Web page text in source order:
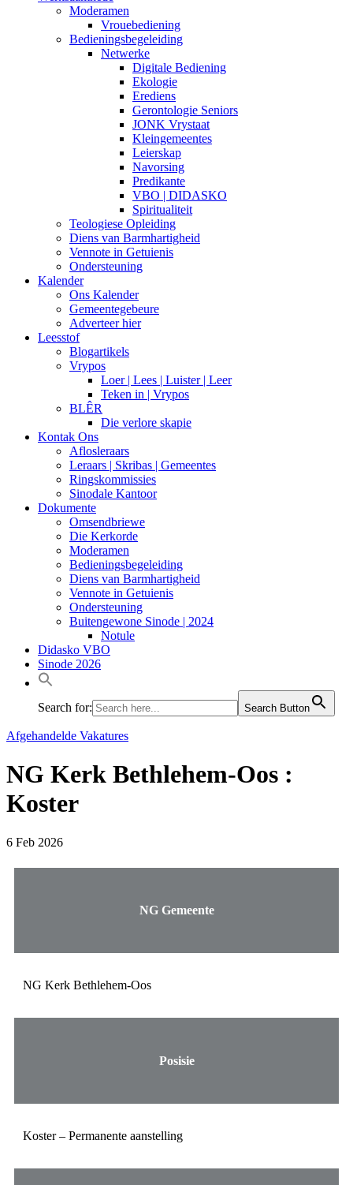
Moderamen
Vrouebediening
Bedieningsbegeleiding
Netwerke
Digitale Bediening
Ekologie
Erediens
Gerontologie Seniors
JONK Vrystaat
Kleingemeentes
Leierskap
Navorsing
Predikante
VBO | DIDASKO
Spiritualiteit
Teologiese Opleiding
Diens van Barmhartigheid
Vennote in Getuienis
Ondersteuning
Kalender
Ons Kalender
Gemeentegebeure
Adverteer hier
Leesstof
Blogartikels
Vrypos
Loer | Lees | Luister | Leer
Teken in | Vrypos
BLÊR
Die verlore skapie
Kontak Ons
Aflosleraars
Leraars | Skribas | Gemeentes
Ringskommissies
Sinodale Kantoor
Dokumente
Omsendbriewe
Die Kerkorde
Moderamen
Bedieningsbegeleiding
Diens van Barmhartigheid
Vennote in Getuienis
Ondersteuning
Buitengewone Sinode | 2024
Notule
Didasko VBO
Sinode 2026
Search for: Search Button
Afgehandelde Vakatures
NG Kerk Bethlehem-Oos :
Koster
6 Feb 2026
NG Gemeente
NG Kerk Bethlehem-Oos
Posisie
Koster – Permanente aanstelling